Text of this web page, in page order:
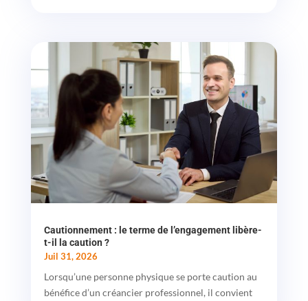
Cautionnement : le terme de l’engagement libère-
t-il la caution ?
Juil 31, 2026
Lorsqu’une personne physique se porte caution au
bénéfice d’un créancier professionnel, il convient